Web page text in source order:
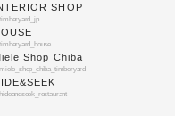
SHOP
Shop Chiba